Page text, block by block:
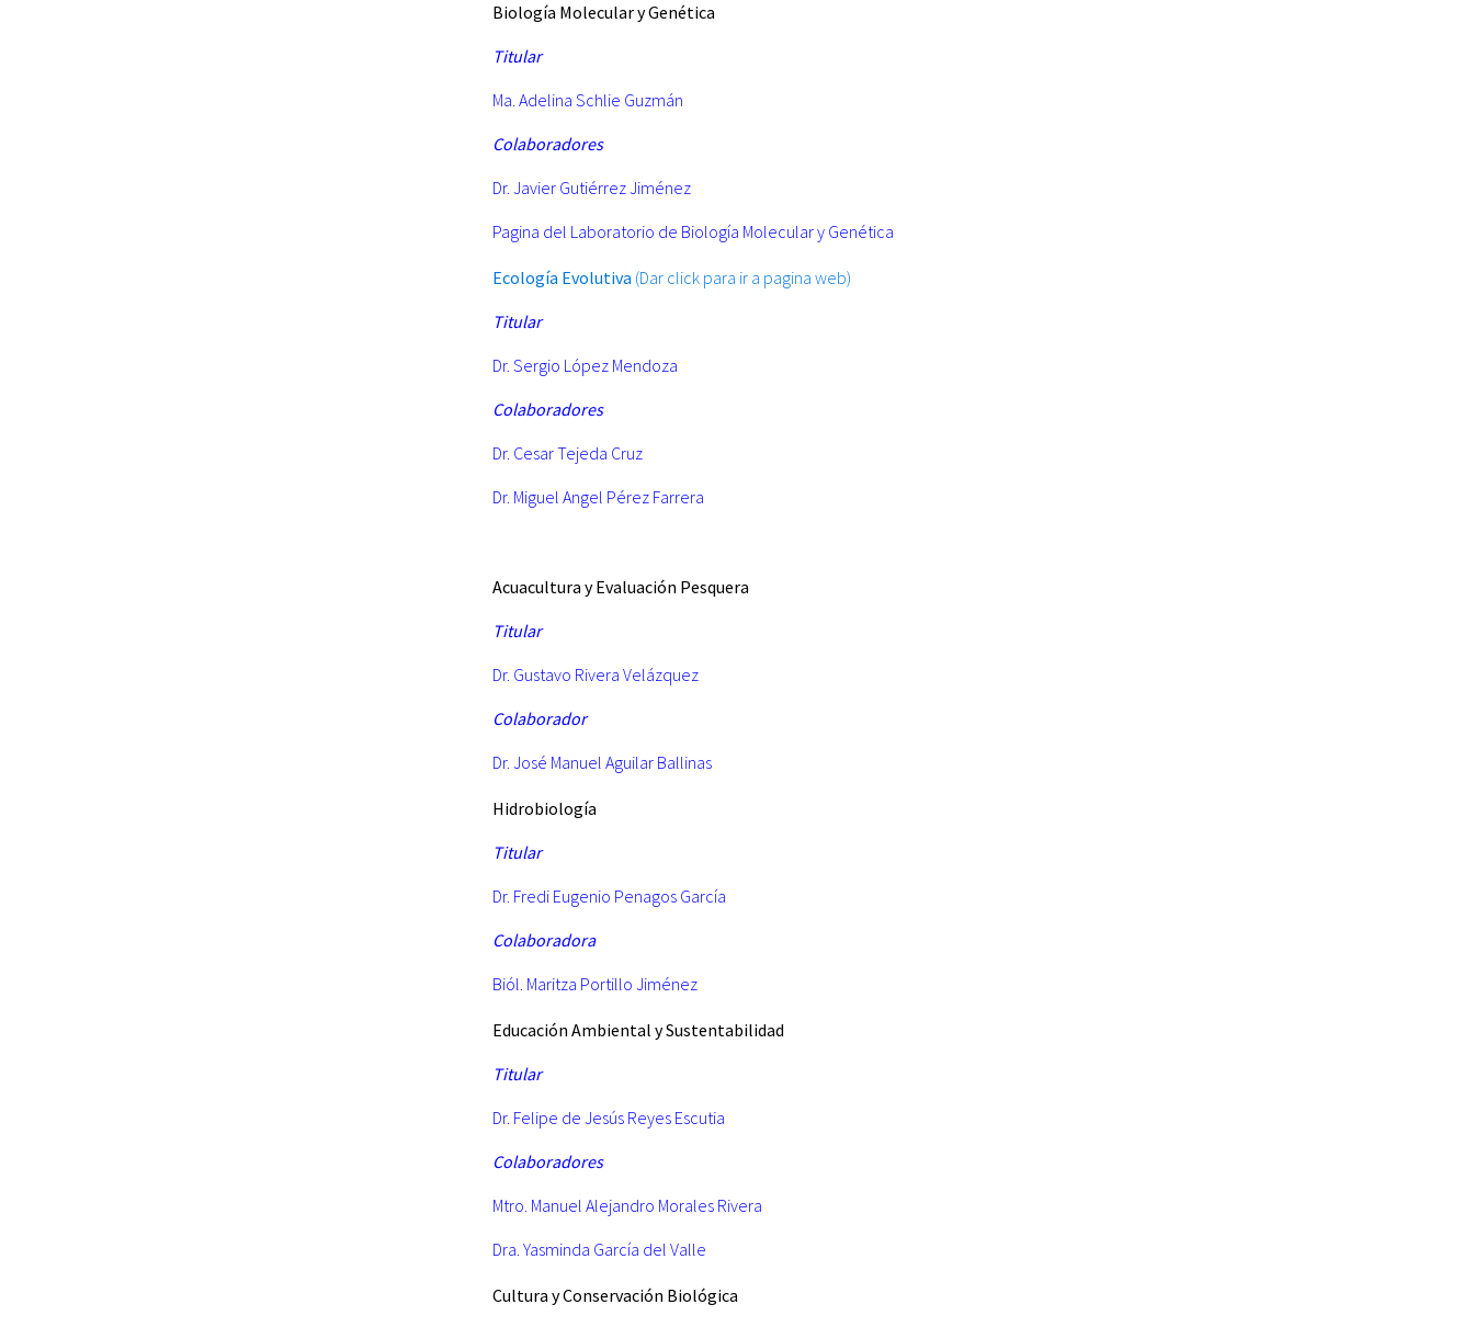
Biología Molecular y Genética
Titular
Ma. Adelina Schlie Guzmán
Colaboradores
Dr. Javier Gutiérrez Jiménez
Pagina del Laboratorio de Biología Molecular y Genética
Ecología Evolutiva (Dar click para ir a pagina web)
Titular
Dr. Sergio López Mendoza
Colaboradores
Dr. Cesar Tejeda Cruz
Dr. Miguel Angel Pérez Farrera
Acuacultura y Evaluación Pesquera
Titular
Dr. Gustavo Rivera Velázquez
Colaborador
Dr. José Manuel Aguilar Ballinas
Hidrobiología
Titular
Dr. Fredi Eugenio Penagos García
Colaboradora
Biól. Maritza Portillo Jiménez
Educación Ambiental y Sustentabilidad
Titular
Dr. Felipe de Jesús Reyes Escutia
Colaboradores
Mtro. Manuel Alejandro Morales Rivera
Dra. Yasminda García del Valle
Cultura y Conservación Biológica